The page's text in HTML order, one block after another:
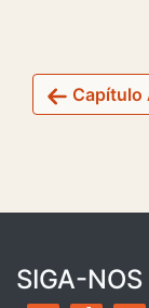
Capítulo
SIGA-NOS